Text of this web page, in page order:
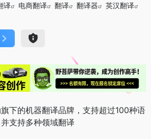
译 电商翻译 翻译 翻译器
英汉翻译
下的机器翻译品牌，支持超过100种语
支持多种领域翻译